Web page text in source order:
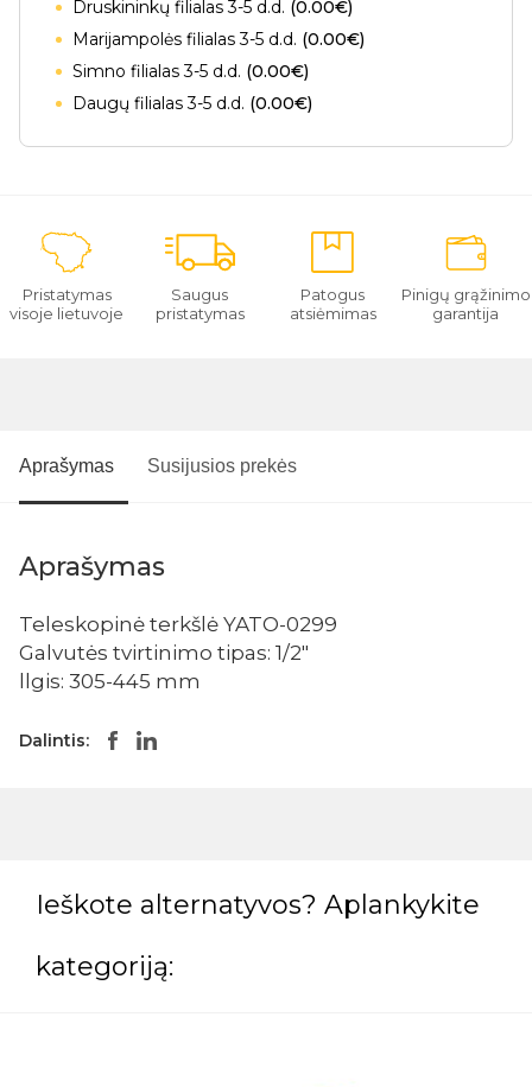
Druskininkų filialas 3-5 d.d. (0.00€)
Marijampolės filialas 3-5 d.d. (0.00€)
Simno filialas 3-5 d.d. (0.00€)
Daugų filialas 3-5 d.d. (0.00€)
Pristatymas
visoje lietuvoje
Saugus
pristatymas
Patogus
atsiėmimas
Pinigų grąžinimo
garantija
Aprašymas Susijusios prekės
Aprašymas
Teleskopinė terkšlė YATO-0299
Galvutės tvirtinimo tipas: 1/2"
llgis: 305-445 mm
Dalintis:
Ieškote alternatyvos? Aplankykite
kategoriją: